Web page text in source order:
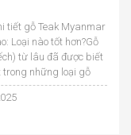
tiết gỗ Teak Myanmar
Loại nào tốt hơn?Gỗ
từ lâu đã được biết
trong những loại gỗ
ưa chuộng trong
và xây dựng nhờ